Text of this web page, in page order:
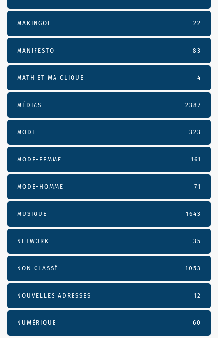
MAKINGOF 22
MANIFESTO 83
MATH ET MA CLIQUE 4
MÉDIAS 2387
MODE 323
MODE-FEMME 161
MODE-HOMME 71
MUSIQUE 1643
NETWORK 35
NON CLASSÉ 1053
NOUVELLES ADRESSES 12
NUMÉRIQUE 60